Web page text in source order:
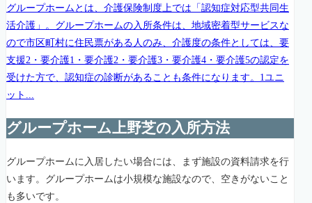
グループホームとは、介護保険制度上では「認知症対応型共同生
活介護」。グループホームの入所条件は、地域密着型サービスな
ので市区町村に住民票がある人のみ、介護度の条件としては、要
支援2・要介護1・要介護2・要介護3・要介護4・要介護5の認定を
受けた方で、認知症の診断があることも条件になります。1ユニ
ット...
グループホーム上野芝の入所方法
グループホームに入居したい場合には、まず施設の資料請求を行
います。グループホームは小規模な施設なので、空きがないこと
も多いです。